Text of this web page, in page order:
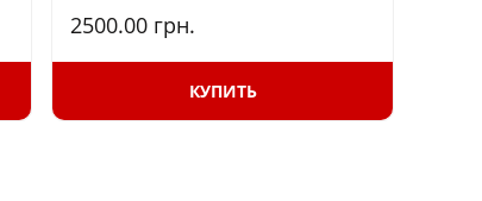
2500.00 грн.
КУПИТЬ